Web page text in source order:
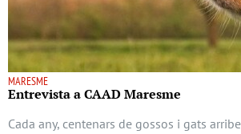
MARESME
Entrevista a CAAD Maresme
Cada any, centenars de gossos i gats